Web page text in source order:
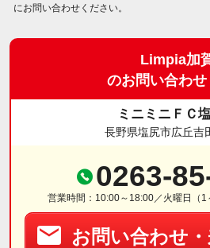
にお問い合わせください。
Limpia加
のお問い合わせ
ミニミニＦＣ
長野県塩尻市広丘吉
0263-
営業時間：10:00～18:00／火曜日（1
お問い合わせ